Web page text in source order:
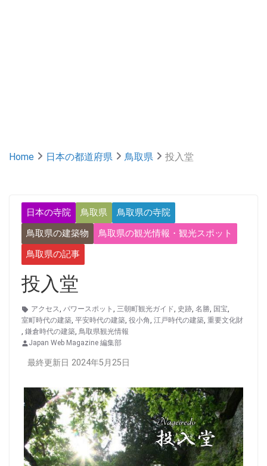
Home 日本の都道府県 鳥取県 投入堂
日本の寺院 鳥取県
鳥取県の寺院
鳥取県の建築物
鳥取県の観光情報・観光スポット
鳥取県の記事
投入堂
アクセス, パワースポット , 三朝町観光ガイド, 史跡, 名勝, 国宝,
室町時代の建築, 平安時代の建築, 役小角, 江戸時代の建築, 重要文化財
, 鎌倉時代の建築, 鳥取県観光情報
Japan Web Magazine 編集部
最終更新日 2024年5月25日